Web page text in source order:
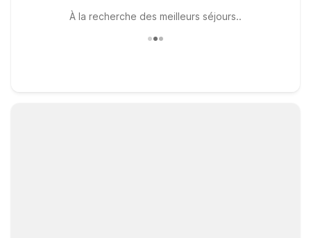
À la recherche des meilleurs séjours..